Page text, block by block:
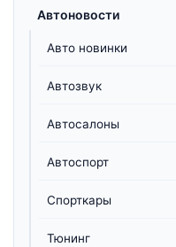
Автоновости
Авто новинки
Автозвук
Автосалоны
Автоспорт
Спорткары
Тюнинг